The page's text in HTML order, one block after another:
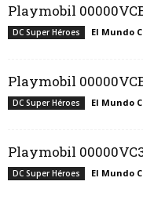
Playmobil
DC Super Héroes El Mundo
Playmobil
DC Super Héroes El Mundo
Playmobil
DC Super Héroes El Mundo